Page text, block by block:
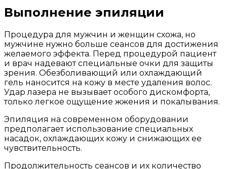
Выполнение эпиляции
Процедура для мужчин и женщин схожа, но
мужчине нужно больше сеансов для достижения
желаемого эффекта. Перед процедурой пациент
и врач надевают специальные очки для защиты
зрения. Обезболивающий или охлаждающий
гель наносится на кожу в месте удаления волос.
Удар лазера не вызывает особого дискомфорта,
только легкое ощущение жжения и покалывания.
Эпиляция на современном оборудовании
предполагает использование специальных
насадок, охлаждающих кожу и снижающих ее
чувствительность.
Продолжительность сеансов и их количество